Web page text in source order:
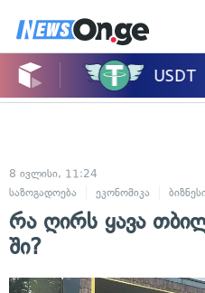
8 ივლისი, 11:24
საზოგადოება
ეკონომიკა
რა ღირს ყავა
ში?